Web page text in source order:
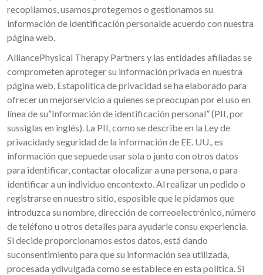
recopilamos, usamos,protegemos o gestionamos su
información de identificación personalde acuerdo con nuestra
página web.
AlliancePhysical Therapy Partners y las entidades afiliadas se
comprometen aproteger su información privada en nuestra
página web. Estapolítica de privacidad se ha elaborado para
ofrecer un mejorservicio a quienes se preocupan por el uso en
línea de su”Información de identificación personal” (PII, por
sussiglas en inglés). La PII, como se describe en la Ley de
privacidady seguridad de la información de EE. UU., es
información que sepuede usar sola o junto con otros datos
para identificar, contactar olocalizar a una persona, o para
identificar a un individuo encontexto. Al realizar un pedido o
registrarse en nuestro sitio, esposible que le pidamos que
introduzca su nombre, dirección de correoelectrónico, número
de teléfono u otros detalles para ayudarle consu experiencia.
Si decide proporcionarnos estos datos, está dando
suconsentimiento para que su información sea utilizada,
procesada ydivulgada como se establece en esta política. Si